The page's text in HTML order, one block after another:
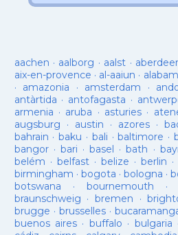
aachen · aalborg · aalst ·
aix-en-provence · al-aaiun ·
· amazonia · amsterdam ·
antàrtida · antofagasta ·
armenia · aruba · asturies·
augsburg · austin · azores·
bahrain ·baku · bali ·baltimore ·
bangor· bari ·basel ·bath ·
belém · belfast· belize · berlin
birmingham · bogota · bologna ·
botswana · bournemouth
braunschweig · bremen ·
brugge · brusselles·
buenos aires· buffalo · bulgaria